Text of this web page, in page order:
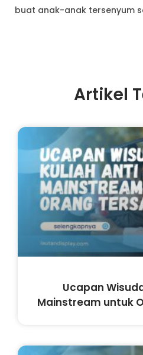
buat anak-anak tersenyum
Artikel
Ucapan
Mainstream untuk